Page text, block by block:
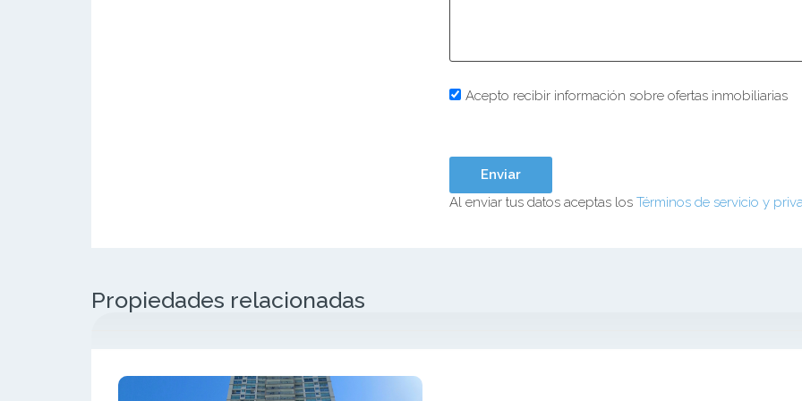
Acepto recibir información sobre ofertas inmobiliarias
Al enviar tus datos aceptas los Términos de servicio y
Propiedades relacionadas